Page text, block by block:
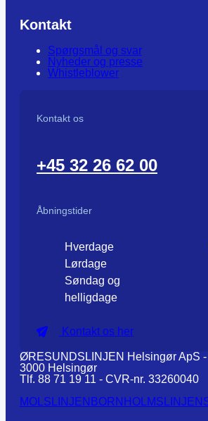
Kontakt
Spørgsmål og svar
Nyheder og presse
Whistleblower
Kontakt os
+45 32 26 62 00
Åbningstider
Hverdage
Lørdage
Søndag og
helligdage
Kontakt os her
ØRESUNDSLINJEN Helsingør ApS
3000 Helsingør
Tlf. 88 71 19 11 - CVR-nr. 33260040
MOLSLINJEN BORNHOLMSLINJEN